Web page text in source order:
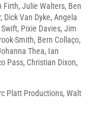
Firth, Julie Walters, Ben
Dick Van Dyke, Angela
Pixie Davies, Jim
Smith, Bern Collaço,
Thea, Ian
Pass, Christian Dixon,
Platt Productions, Walt